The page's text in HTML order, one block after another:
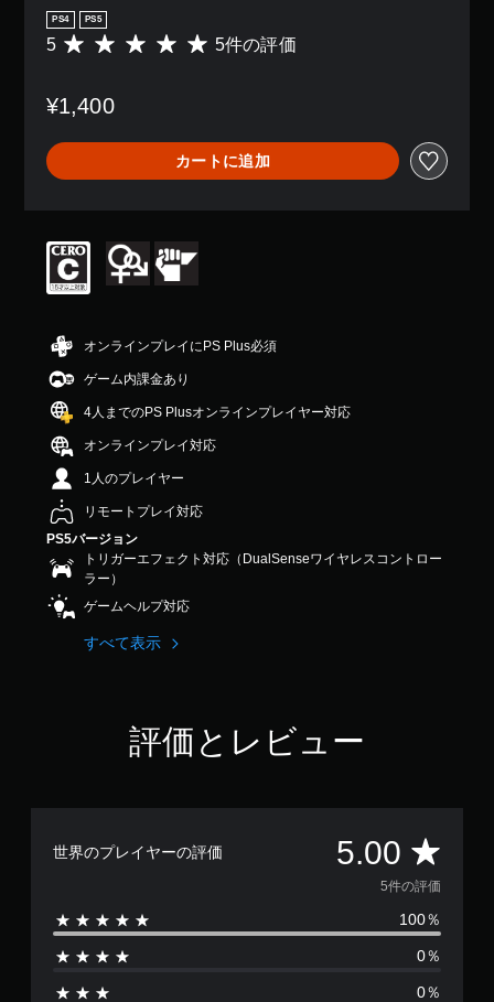
PS4 PS5
評
は
、
平
均
は
段
の
で
す
5 5件の評価
¥1,400
カートに追加
オンラインプレイにPS Plus必須
ゲーム内課金あり
4人までのPS Plusオンラインプレイヤー対応
オンラインプレイ対応
1人のプレイヤー
リモートプレイ対応
PS5バージョン
トリガーエフェクト対応（DualSenseワイヤレスコントロー
ラー）
ゲームヘルプ対応
すべて表示
評価とレビュー
世界のプレイヤーの評価 5.00 評
価
数
は
5件の評価
100％
0％
0％